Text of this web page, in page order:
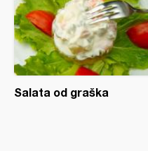
Salata od graška